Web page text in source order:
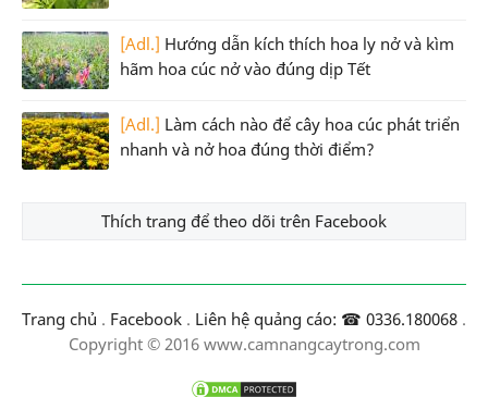
[Adl.] Hướng dẫn kích thích hoa ly nở và kìm
hãm hoa cúc nở vào đúng dịp Tết
[Adl.] Làm cách nào để cây hoa cúc phát triển
nhanh và nở hoa đúng thời điểm?
Thích trang để theo dõi trên Facebook
Trang chủ . Facebook . Liên hệ quảng cáo: ☎ 0336.180068 .
Copyright © 2016 www.camnangcaytrong.com